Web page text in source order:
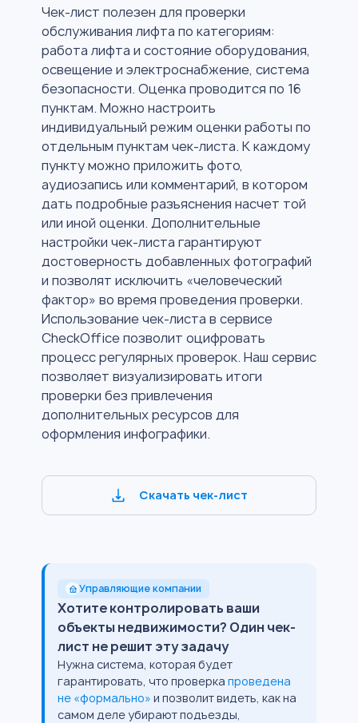
Чек-лист полезен для проверки
обслуживания лифта по категориям:
работа лифта и состояние оборудования,
освещение и электроснабжение, система
безопасности. Оценка проводится по 16
пунктам. Можно настроить
индивидуальный режим оценки работы по
отдельным пунктам чек-листа. К каждому
пункту можно приложить фото,
аудиозапись или комментарий, в котором
дать подробные разъяснения насчет той
или иной оценки. Дополнительные
настройки чек-листа гарантируют
достоверность добавленных фотографий
и позволят исключить «человеческий
фактор» во время проведения проверки.
Использование чек-листа в сервисе
CheckOffice позволит оцифровать
процесс регулярных проверок. Наш сервис
позволяет визуализировать итоги
проверки без привлечения
дополнительных ресурсов для
оформления инфографики.
Скачать чек-лист
Управляющие компании
Хотите контролировать ваши
объекты недвижимости? Один чек-
лист не решит эту задачу
Нужна система, которая будет
гарантировать, что проверка проведена
не «формально» и позволит видеть, как на
самом деле убирают подъезды,